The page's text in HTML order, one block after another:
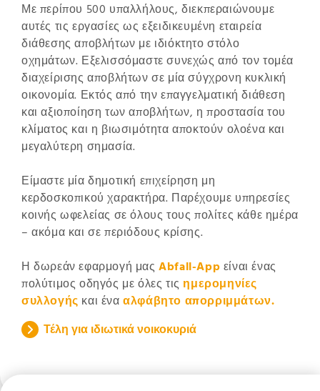
Με περίπου 500 υπαλλήλους, διεκπεραιώνουμε
αυτές τις εργασίες ως εξειδικευμένη εταιρεία
διάθεσης αποβλήτων με ιδιόκτητο στόλο
οχημάτων. Εξελισσόμαστε συνεχώς από τον τομέα
διαχείρισης αποβλήτων σε μία σύγχρονη κυκλική
οικονομία. Εκτός από την επαγγελματική διάθεση
και αξιοποίηση των αποβλήτων, η προστασία του
κλίματος και η βιωσιμότητα αποκτούν ολοένα και
μεγαλύτερη σημασία.
Είμαστε μία δημοτική επιχείρηση μη
κερδοσκοπικού χαρακτήρα. Παρέχουμε υπηρεσίες
κοινής ωφελείας σε όλους τους πολίτες κάθε ημέρα
– ακόμα και σε περιόδους κρίσης.
Η δωρεάν εφαρμογή μαςAbfall-Appείναι ένας
πολύτιμος οδηγός με όλες τις ημερομηνίες
συλλογής και ένααλφάβητο απορριμμάτων.
Τέλη για ιδιωτικά νοικοκυριά